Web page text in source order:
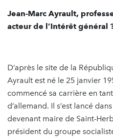
Jean-Marc Ayrault,
acteur de l’Intérêt général
D’après le site de la
Ayrault est né le 25 janvier
commencé sa carrière en
d’allemand. Il s’est lancé
devenant maire de Saint-
président du groupe